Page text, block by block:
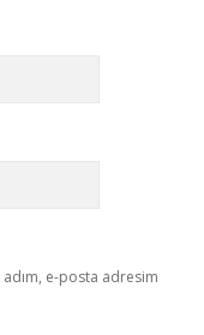
e-posta adresim